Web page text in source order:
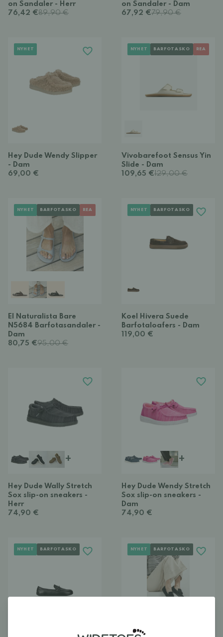
on Sandaler - Herr
76,42 €89,90 €
on Sandaler - Dam
67,92 €79,90 €
NYHET
Hey Dude Wendy Slipper
- Dam
69,00 €
NYHET BARFOTASKO REA
Vivobarefoot Sensus Yin
Slide - Dam
109,65 €129,00 €
NYHET BARFOTASKO REA
El Naturalista Bare
N5684 Barfotasandaler -
Dam
80,75 €95,00 €
NYHET BARFOTASKO
Koel Hivera Suede
Barfotaloafers - Dam
119,00 €
+
Hey Dude Wally Stretch
Sox slip-on sneakers -
Herr
74,90 €
+
Hey Dude Wendy Stretch
Sox slip-on sneakers -
Dam
74,90 €
NYHET BARFOTASKO NYHET BARFOTASKO